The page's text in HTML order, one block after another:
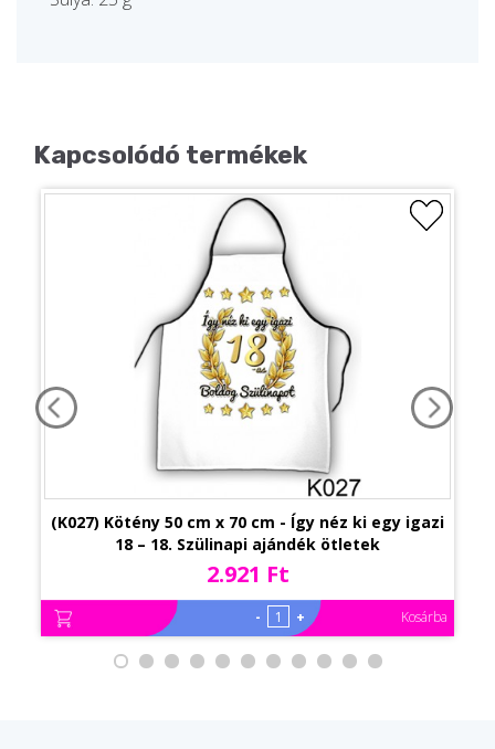
Kapcsolódó termékek
(K027) Kötény 50 cm x 70 cm - Így néz ki egy igazi
18 – 18. Szülinapi ajándék ötletek
2.921 Ft
- + Kosárba